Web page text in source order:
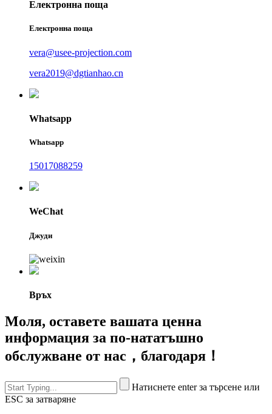
Електронна поща
Електронна поща
vera@usee-projection.com
vera2019@dgtianhao.cn
Whatsapp
Whatsapp
15017088259
WeChat
Джуди
Връх
Моля, оставете вашата ценна
информация за по-нататъшно
обслужване от нас，благодаря！
Натиснете enter за търсене или
ESC за затваряне